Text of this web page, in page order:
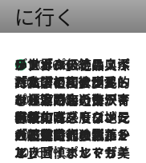
に行く
2026.8.8
リスボンの絶品スイーツ「パステル・デ・ナタ」とは？ポルトガル伝統の奥深い世界へ
2026.7.27
「私の祖国はポルトガル語です」国民的詩人フェルナンド・ペソアと、彼が愛した文学の街を歩く
2026.7.26
ポルトガル近海が育む極上の海の幸。キリリと冷えた白ワインと愉しむ、シーフード専門店の贅沢
2026.7.22
伝統の味をモダンに昇華。高感度な地元客が集う、リスボンの最旬ガストロノミー
2026.7.21
大航海時代の栄華から、震災、独裁、そして革命へ。ポルトガル・首都リスボンの石畳に刻まれた「歴史の光と影」
2026.7.13
エッセイ・ヤマザキマリ「慎ましくも美しき国 ポルトガル」